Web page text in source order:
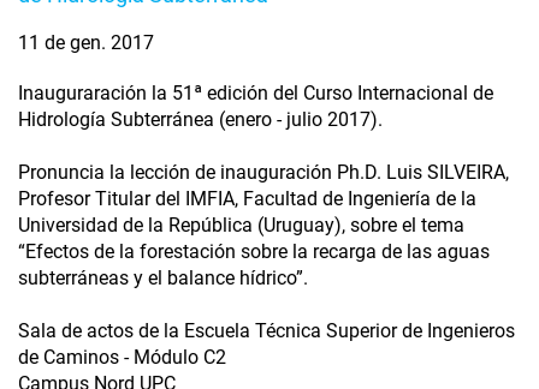
11 de gen. 2017
Inauguraración la 51ª edición del Curso Internacional de
Hidrología Subterránea (enero - julio 2017).
Pronuncia la lección de inauguración Ph.D. Luis SILVEIRA,
Profesor Titular del IMFIA, Facultad de Ingeniería de la
Universidad de la República (Uruguay), sobre el tema
“Efectos de la forestación sobre la recarga de las aguas
subterráneas y el balance hídrico”.
Sala de actos de la Escuela Técnica Superior de Ingenieros
de Caminos - Módulo C2
Campus Nord UPC